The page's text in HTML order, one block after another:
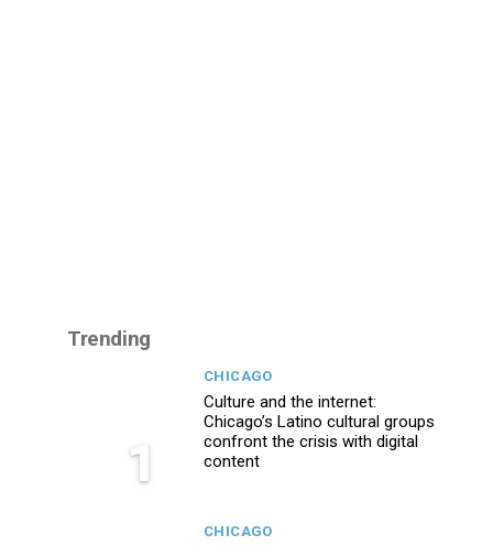
Trending
1
CHICAGO
Culture and the internet:
Chicago’s Latino cultural groups
confront the crisis with digital
content
CHICAGO